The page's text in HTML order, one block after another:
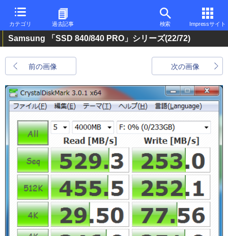
カテゴリ 過去記事 検索 Impressサイト
Samsung 「SSD 840/840 PRO」シリーズ(22/72)
前の画像 次の画像